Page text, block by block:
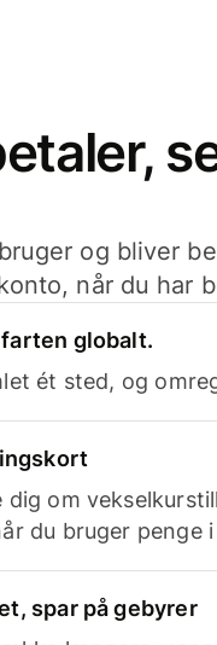
og bliver
når du har
globalt.
ét sted, og
dig om
du bruger penge
spar på gebyrer